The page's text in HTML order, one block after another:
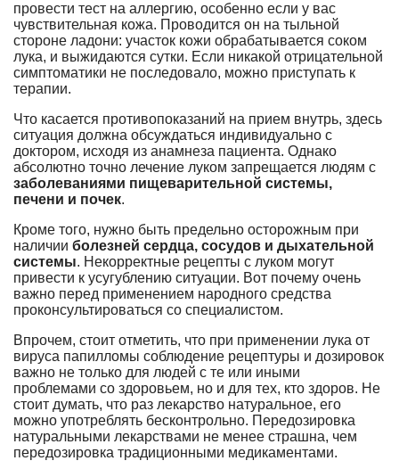
провести тест на аллергию, особенно если у вас
чувствительная кожа. Проводится он на тыльной
стороне ладони: участок кожи обрабатывается соком
лука, и выжидаются сутки. Если никакой отрицательной
симптоматики не последовало, можно приступать к
терапии.
Что касается противопоказаний на прием внутрь, здесь
ситуация должна обсуждаться индивидуально с
доктором, исходя из анамнеза пациента. Однако
абсолютно точно лечение луком запрещается людям с
заболеваниями пищеварительной системы,
печени и почек.
Кроме того, нужно быть предельно осторожным при
наличии болезней сердца, сосудов и дыхательной
системы. Некорректные рецепты с луком могут
привести к усугублению ситуации. Вот почему очень
важно перед применением народного средства
проконсультироваться со специалистом.
Впрочем, стоит отметить, что при применении лука от
вируса папилломы соблюдение рецептуры и дозировок
важно не только для людей с те или иными
проблемами со здоровьем, но и для тех, кто здоров. Не
стоит думать, что раз лекарство натуральное, его
можно употреблять бесконтрольно. Передозировка
натуральными лекарствами не менее страшна, чем
передозировка традиционными медикаментами.